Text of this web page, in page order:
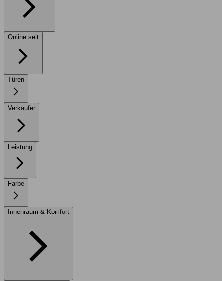
Online seit
Türen
Verkäufer
Leistung
Farbe
Innenraum & Komfort